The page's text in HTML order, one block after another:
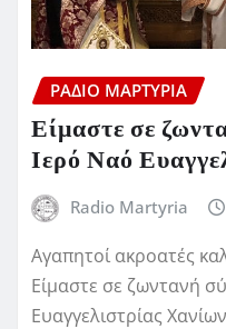
ΡΆΔΙΟ ΜΑΡΤΥΡΊΑ
Είμαστε σε
Ιερό Ναό
Radio Martyria
Αγαπητοί ακροατές
Είμαστε σε ζωντανή
Ευαγγελιστρίας